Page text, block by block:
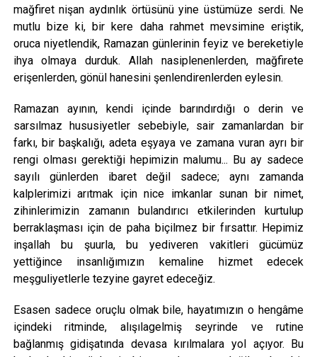
mağfiret nişan aydınlık örtüsünü yine üstümüze serdi. Ne
mutlu bize ki, bir kere daha rahmet mevsimine eriştik,
oruca niyetlendik, Ramazan günlerinin feyiz ve bereketiyle
ihya olmaya durduk. Allah nasiplenenlerden, mağfirete
erişenlerden, gönül hanesini şenlendirenlerden eylesin.
Ramazan ayının, kendi içinde barındırdığı o derin ve
sarsılmaz hususiyetler sebebiyle, sair zamanlardan bir
farkı, bir başkalığı, adeta eşyaya ve zamana vuran ayrı bir
rengi olması gerektiği hepimizin malumu... Bu ay sadece
sayılı günlerden ibaret değil sadece; aynı zamanda
kalplerimizi arıtmak için nice imkanlar sunan bir nimet,
zihinlerimizin zamanın bulandırıcı etkilerinden kurtulup
berraklaşması için de paha biçilmez bir fırsattır. Hepimiz
inşallah bu şuurla, bu yediveren vakitleri gücümüz
yettiğince insanlığımızın kemaline hizmet edecek
meşguliyetlerle tezyine gayret edeceğiz.
Esasen sadece oruçlu olmak bile, hayatımızın o hengâme
içindeki ritminde, alışılagelmiş seyrinde ve rutine
bağlanmış gidişatında devasa kırılmalara yol açıyor. Bu